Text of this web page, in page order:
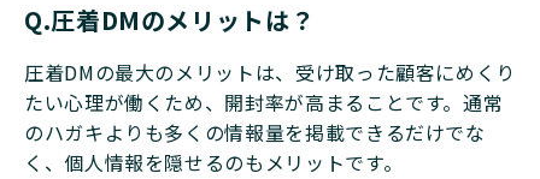
Q.圧着DMのメリットは？
圧着DMの最大のメリットは、受け取った顧客にめくり
たい心理が働くため、開封率が高まることです。通常
のハガキよりも多くの情報量を掲載できるだけでな
く、個人情報を隠せるのもメリットです。